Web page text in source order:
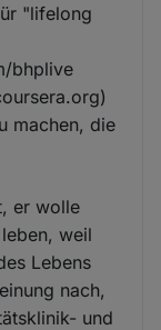
"lifelong
bhplive
machen, die
er wolle
weil
Lebens
nach,
und